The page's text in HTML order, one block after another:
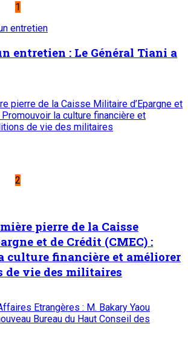
1
entretien
entretien : Le Général Tiani a
pierre de la Caisse Militaire d’Epargne et
Promouvoir la culture financière et
de vie des militaires
2
pierre de la Caisse
et de Crédit (CMEC) :
culture financière et améliorer
de vie des militaires
Etrangères : M. Bakary Yaou
Bureau du Haut Conseil des